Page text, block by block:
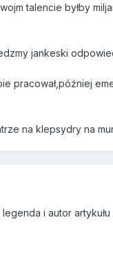
talencie byłby
jankeski
pracował,później
na klepsydry na
i autor